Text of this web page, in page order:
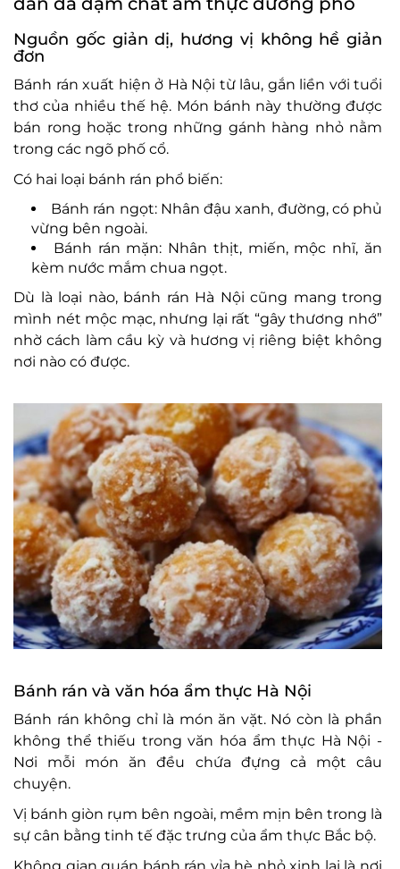
Nguồn gốc giản dị, hương vị không hề giản
đơn
Bánh rán xuất hiện ở Hà Nội từ lâu, gắn liền với tuổi
thơ của nhiều thế hệ. Món bánh này thường được
bán rong hoặc trong những gánh hàng nhỏ nằm
trong các ngõ phố cổ.
Có hai loại bánh rán phổ biến:
Bánh rán ngọt: Nhân đậu xanh, đường, có phủ
vừng bên ngoài.
Bánh rán mặn: Nhân thịt, miến, mộc nhĩ, ăn
kèm nước mắm chua ngọt.
Dù là loại nào, bánh rán Hà Nội cũng mang trong
mình nét mộc mạc, nhưng lại rất “gây thương nhớ”
nhờ cách làm cầu kỳ và hương vị riêng biệt không
nơi nào có được.
Bánh rán và văn hóa ẩm thực Hà Nội
Bánh rán không chỉ là món ăn vặt. Nó còn là phần
không thể thiếu trong văn hóa ẩm thực Hà Nội -
Nơi mỗi món ăn đều chứa đựng cả một câu
chuyện.
Vị bánh giòn rụm bên ngoài, mềm mịn bên trong là
sự cân bằng tinh tế đặc trưng của ẩm thực Bắc bộ.